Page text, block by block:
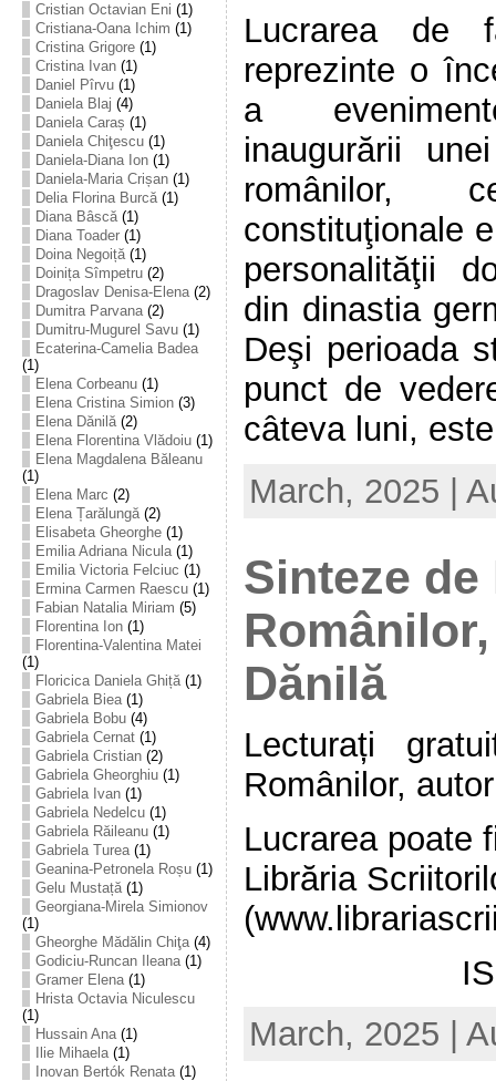
Cristian Octavian Eni (1)
Cristiana-Oana Ichim (1)
Cristina Grigore(1)
Cristina Ivan(1)
Daniel Pîrvu(1)
Daniela Blaj (4)
Daniela Caraș (1)
Daniela Chiţescu(1)
Daniela-Diana Ion(1)
Daniela-Maria Crișan(1)
Delia Florina Burcă(1)
Diana Bâscă(1)
Diana Toader(1)
Doina Negoiță(1)
Doinița Sîmpetru(2)
Dragoslav Denisa-Elena(2)
Dumitra Parvana(2)
Dumitru-Mugurel Savu(1)
Ecaterina-Camelia Badea
(1)
Elena Corbeanu(1)
Elena Cristina Simion(3)
Elena Dănilă(2)
Elena Florentina Vlădoiu(1)
Elena Magdalena Băleanu
(1)
Elena Marc (2)
Elena Țarălungă(2)
Elisabeta Gheorghe(1)
Emilia Adriana Nicula(1)
Emilia Victoria Felciuc (1)
Ermina Carmen Raescu(1)
Fabian Natalia Miriam (5)
Florentina Ion(1)
Florentina-Valentina Matei
(1)
Floricica Daniela Ghiță(1)
Gabriela Biea(1)
Gabriela Bobu(4)
Gabriela Cernat(1)
Gabriela Cristian(2)
Gabriela Gheorghiu(1)
Gabriela Ivan(1)
Gabriela Nedelcu(1)
Gabriela Răileanu(1)
Gabriela Turea(1)
Geanina-Petronela Roșu(1)
Gelu Mustață(1)
Georgiana-Mirela Simionov
(1)
Gheorghe Mădălin Chiţa(4)
Godiciu-Runcan Ileana(1)
Gramer Elena(1)
Hrista Octavia Niculescu
(1)
Hussain Ana(1)
Ilie Mihaela(1)
Inovan Bertók Renata(1)
Lucrarea de
reprezinte o
a
inaugurării
românilor,
constituţionale
personalităţii
din dinastia
Deşi perioada
punct de
câteva luni,
March, 2025 |
Sinteze
Dănilă
Lecturați
Românilor,
Lucrarea poate
Librăria
March, 2025 |